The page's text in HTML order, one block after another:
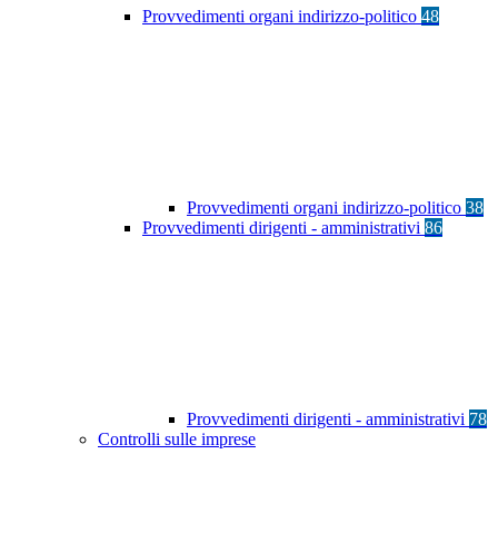
Provvedimenti organi indirizzo-politico 48
Provvedimenti organi indirizzo-politico 38
Provvedimenti dirigenti - amministrativi 86
Provvedimenti dirigenti - amministrativi 78
Controlli sulle imprese